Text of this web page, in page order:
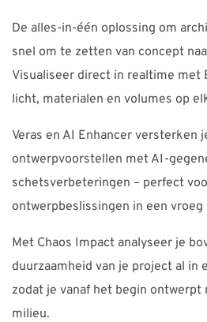
De alles-in-één oplossing om
snel om te zetten van concept
Visualiseer direct in realtime met
licht, materialen en volumes op
Veras en AI Enhancer versterken
ontwerpvoorstellen met AI-
schetsverbeteringen – perfect
ontwerpbeslissingen in een vroeg
Met Chaos Impact analyseer je
duurzaamheid van je project al in
zodat je vanaf het begin
milieu.